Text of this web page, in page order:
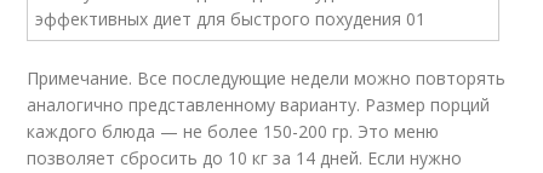
Примечание. Все последующие недели можно повторять
аналогично представленному варианту. Размер порций
каждого блюда — не более 150-200 гр. Это меню
позволяет сбросить до 10 кг за 14 дней. Если нужно